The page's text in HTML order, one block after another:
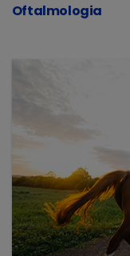
Oftalmologia